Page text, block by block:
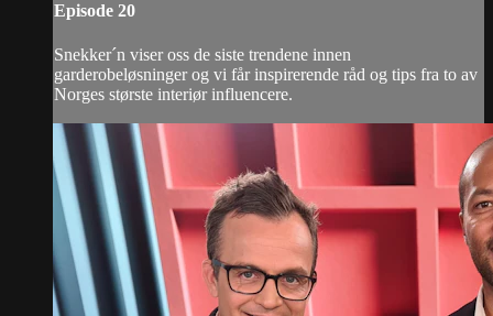
Episode 20
Snekker´n viser oss de siste trendene innen
garderobeløsninger og vi får inspirerende råd og tips fra to av
Norges største interiør influencere.